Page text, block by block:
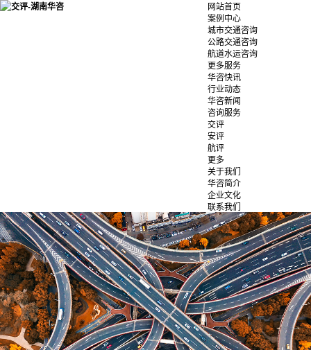
网站首页
案例中心
城市交通咨询
公路交通咨询
航道水运咨询
更多服务
华咨快讯
行业动态
华咨新闻
咨询服务
交评
安评
航评
更多
关于我们
华咨简介
企业文化
联系我们